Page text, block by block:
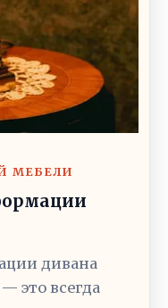
МЕБЕЛИ
дивана
это всегда